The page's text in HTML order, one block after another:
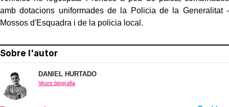
amb dotacions uniformades de la Policia de la Generalitat -
Mossos d'Esquadra i de la policia local.
Sobre l'autor
DANIEL HURTADO
Veure biografia